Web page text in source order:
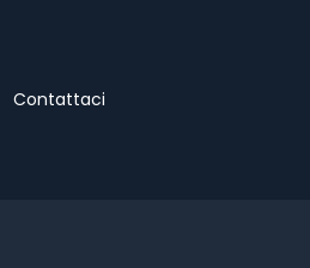
Contattaci